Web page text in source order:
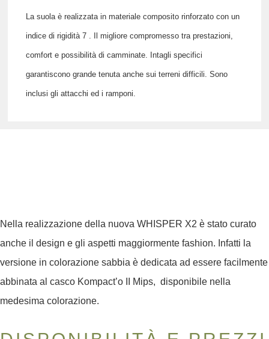
La suola è realizzata inmateriale composito rinforzato con un
indice di rigidità 7 . Il migliore compromesso tra prestazioni,
comfort e possibilità di camminate. Intagli specifici
garantiscono grande tenuta anche sui terreni difficili. Sono
inclusi gli attacchi ed i ramponi.
Nella realizzazione della nuova WHISPER X2 è stato curato
anche il design e gli aspetti maggiormente fashion. Infatti la
versione in colorazione sabbia è dedicata ad essere facilmente
abbinata al casco Kompact’o II Mips, disponibile nella
medesima colorazione.